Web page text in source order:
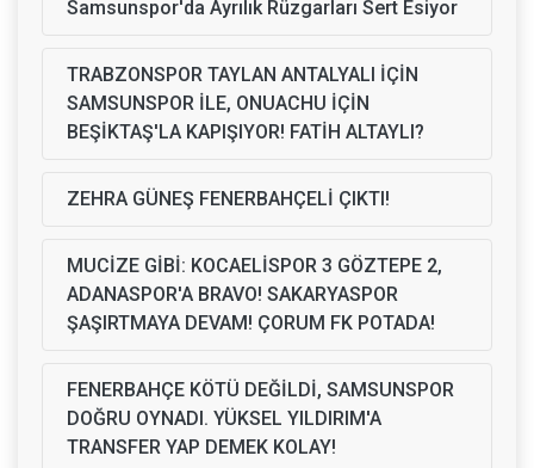
Samsunspor'da Ayrılık Rüzgarları Sert Esiyor
TRABZONSPOR TAYLAN ANTALYALI İÇİN
SAMSUNSPOR İLE, ONUACHU İÇİN
BEŞİKTAŞ'LA KAPIŞIYOR! FATİH ALTAYLI?
ZEHRA GÜNEŞ FENERBAHÇELİ ÇIKTI!
MUCİZE GİBİ: KOCAELİSPOR 3 GÖZTEPE 2,
ADANASPOR'A BRAVO! SAKARYASPOR
ŞAŞIRTMAYA DEVAM! ÇORUM FK POTADA!
FENERBAHÇE KÖTÜ DEĞİLDİ, SAMSUNSPOR
DOĞRU OYNADI. YÜKSEL YILDIRIM'A
TRANSFER YAP DEMEK KOLAY!